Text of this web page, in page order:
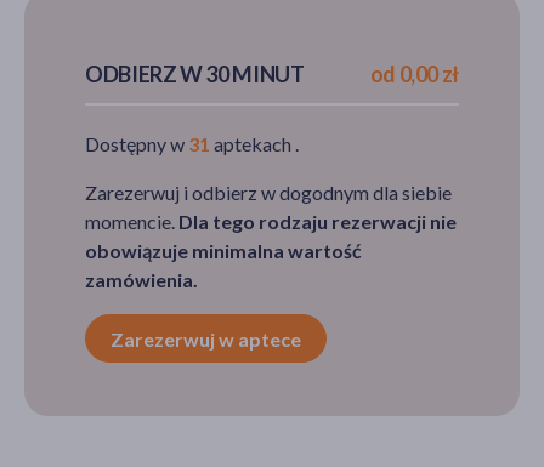
ODBIERZ W 30 MINUT od 0,00 zł
Dostępny w 31 aptekach .
Zarezerwuj i odbierz w dogodnym dla siebie
momencie. Dla tego rodzaju rezerwacji nie
obowiązuje minimalna wartość
zamówienia.
Zarezerwuj w aptece